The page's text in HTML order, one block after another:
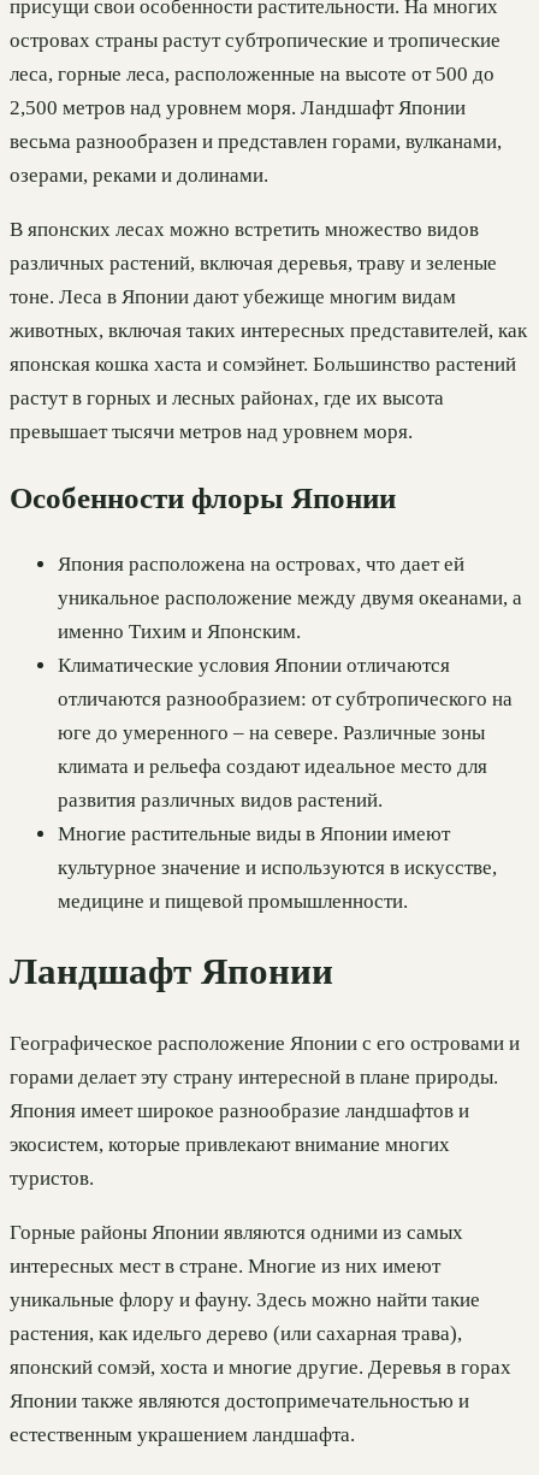
присущи свои особенности растительности. На многих
островах страны растут субтропические и тропические
леса, горные леса, расположенные на высоте от 500 до
2,500 метров над уровнем моря. Ландшафт Японии
весьма разнообразен и представлен горами, вулканами,
озерами, реками и долинами.
В японских лесах можно встретить множество видов
различных растений, включая деревья, траву и зеленые
тоне. Леса в Японии дают убежище многим видам
животных, включая таких интересных представителей, как
японская кошка хаста и сомэйнет. Большинство растений
растут в горных и лесных районах, где их высота
превышает тысячи метров над уровнем моря.
Особенности флоры Японии
Япония расположена на островах, что дает ей
уникальное расположение между двумя океанами, а
именно Тихим и Японским.
Климатические условия Японии отличаются
отличаются разнообразием: от субтропического на
юге до умеренного – на севере. Различные зоны
климата и рельефа создают идеальное место для
развития различных видов растений.
Многие растительные виды в Японии имеют
культурное значение и используются в искусстве,
медицине и пищевой промышленности.
Ландшафт Японии
Географическое расположение Японии с его островами и
горами делает эту страну интересной в плане природы.
Япония имеет широкое разнообразие ландшафтов и
экосистем, которые привлекают внимание многих
туристов.
Горные районы Японии являются одними из самых
интересных мест в стране. Многие из них имеют
уникальные флору и фауну. Здесь можно найти такие
растения, как идельго дерево (или сахарная трава),
японский сомэй, хоста и многие другие. Деревья в горах
Японии также являются достопримечательностью и
естественным украшением ландшафта.